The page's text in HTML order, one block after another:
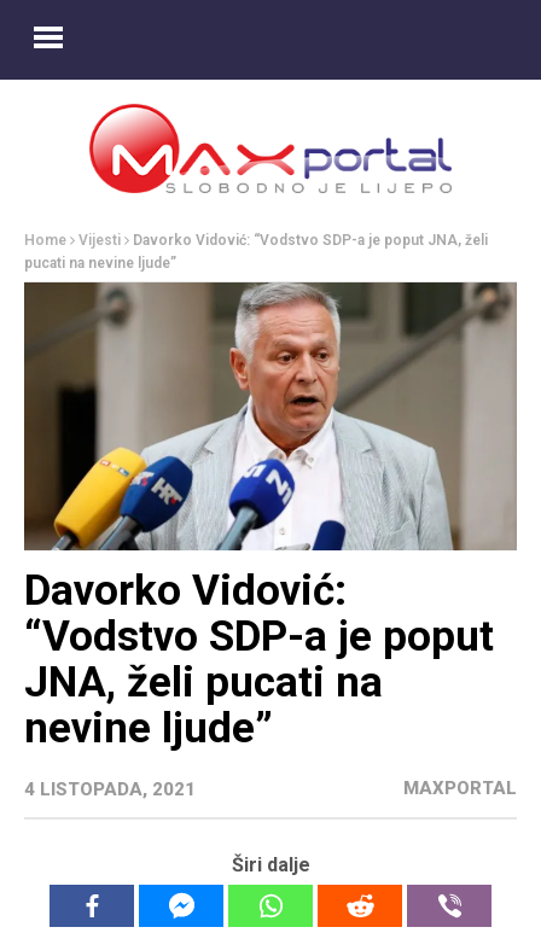
Home Vijesti
Davorko Vidović: “Vodstvo SDP-a je poput JNA, želi
pucati na nevine ljude”
Davorko Vidović:
“Vodstvo SDP-a je poput
JNA, želi pucati na
nevine ljude”
4 LISTOPADA, 2021 MAXPORTAL
Širi dalje